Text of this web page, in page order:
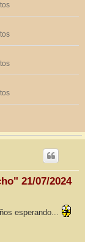
21/07/2024
esperando...